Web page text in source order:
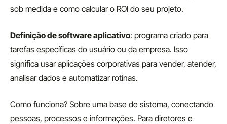
sob medida e como calcular o ROI do seu projeto.
Definição de software aplicativo: programa criado para
tarefas específicas do usuário ou da empresa. Isso
significa usar aplicações corporativas para vender, atender,
analisar dados e automatizar rotinas.
Como funciona? Sobre uma base de sistema, conectando
pessoas, processos e informações. Para diretores e